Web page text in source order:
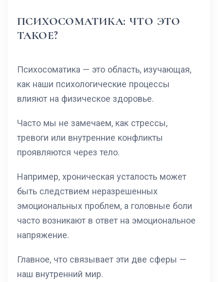
ПСИХОСОМАТИКА: ЧТО ЭТО
ТАКОЕ?
Психосоматика — это область, изучающая,
как наши психологические процессы
влияют на физическое здоровье.
Часто мы не замечаем, как стрессы,
тревоги или внутренние конфликты
проявляются через тело.
Например, хроническая усталость может
быть следствием неразрешенных
эмоциональных проблем, а головные боли
часто возникают в ответ на эмоциональное
напряжение.
Главное, что связывает эти две сферы —
наш внутренний мир.